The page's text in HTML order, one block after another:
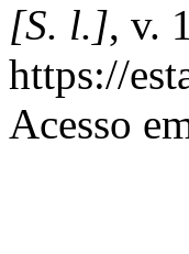
[S. l.], v.
https://
Acesso